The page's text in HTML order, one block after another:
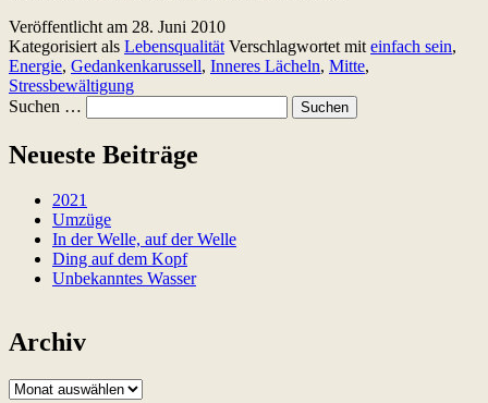
Veröffentlicht am 28. Juni 2010
Kategorisiert als Lebensqualität Verschlagwortet mit einfach sein,
Energie, Gedankenkarussell, Inneres Lächeln, Mitte,
Stressbewältigung
Suchen …
Neueste Beiträge
2021
Umzüge
In der Welle, auf der Welle
Ding auf dem Kopf
Unbekanntes Wasser
Archiv
A